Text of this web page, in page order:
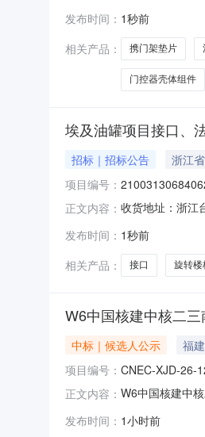
是否送样对供应
发布时间： 1秒前
相关产品：
携门架垫片
门控器壳体组件
埃及油罐项目接口、
招标｜招标公告 浙江
项目编号：
正文内容： 收货地址：浙江
询价单编号
是否送样对供应
发布时间： 1秒前
相关产品：
接口 旋转楼
W6中国核建中核二
中标｜候选人公示 福
项目编号： CNEC-XJD-26-
正文内容： W6中国核建中
目的评审工作已
发布时间： 1小时前